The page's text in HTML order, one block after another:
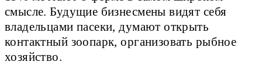
смысле. Будущие бизнесмены видят себя
владельцами пасеки, думают открыть
контактный зоопарк, организовать рыбное
хозяйство.